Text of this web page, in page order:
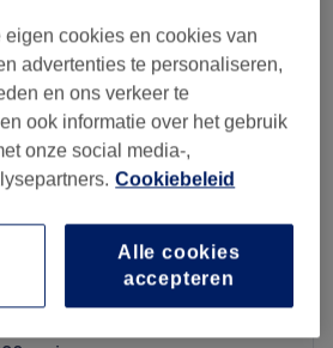
cookies en cookies van
advertenties te personaliseren,
en ons verkeer te
ook informatie over het gebruik
onze social media-,
Cookiebeleid
Alle cookies
accepteren